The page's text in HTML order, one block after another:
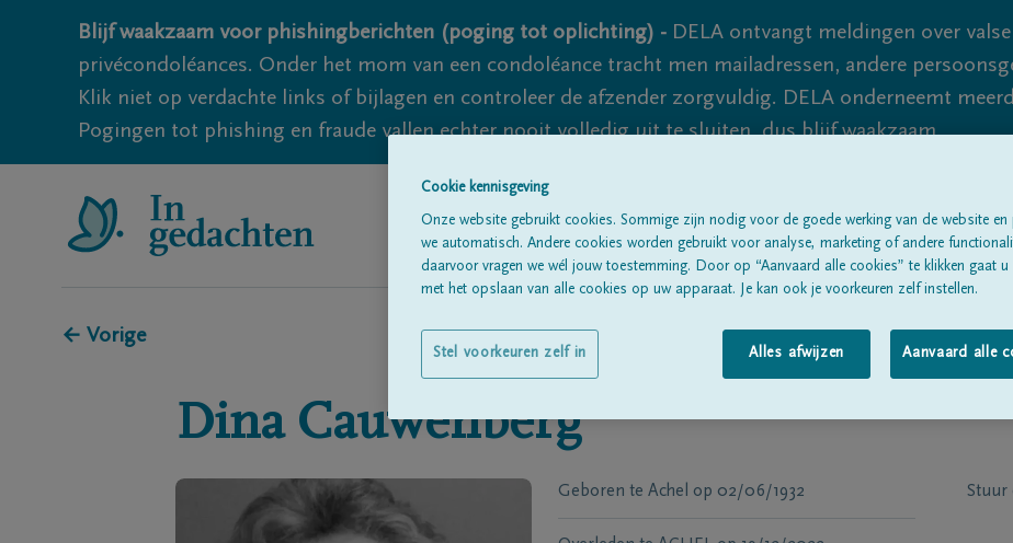
Blijf waakzaam voor phishingberichten (poging tot oplichting) - DELA ontvangt meldingen over
privécondoléances. Onder het mom van een condoléance tracht men mailadressen, andere
Klik niet op verdachte links of bijlagen en controleer de afzender zorgvuldig. DELA onderneemt
Pogingen tot phishing en fraude vallen echter nooit volledig uit te sluiten, dus blijf waakzaam.
Alle rouwberichtenOver ons
← Vorige
Dina Cauwenberg
Geboren te Achel op 02/06/1932
Stuur
Cookie kennisgeving
Onze website gebruikt cookies. Sommige zijn nodig voor de goede werking van de website en
we automatisch. Andere cookies worden gebruikt voor analyse, marketing of andere
daarvoor vragen we wél jouw toestemming. Door op “Aanvaard alle cookies” te klikken gaat u
met het opslaan van alle cookies op uw apparaat. Je kan ook je voorkeuren zelf instellen.
Alles afwijzen Aanvaard alle
Stel voorkeuren zelf in